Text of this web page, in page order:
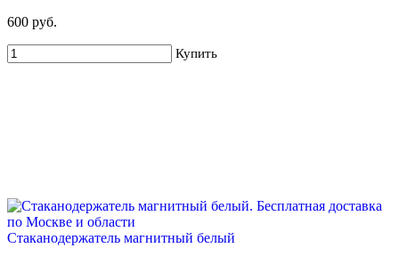
600 руб.
Купить
Стаканодержатель магнитный белый